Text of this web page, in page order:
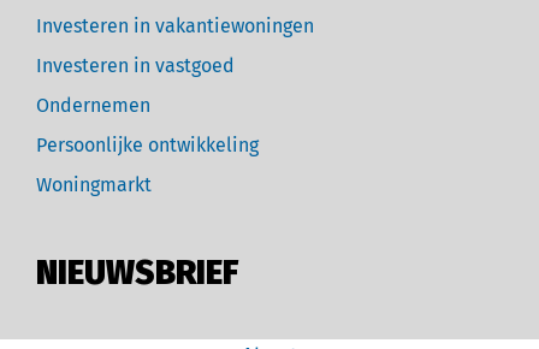
Investeren in vakantiewoningen
Investeren in vastgoed
Ondernemen
Persoonlijke ontwikkeling
Woningmarkt
NIEUWSBRIEF